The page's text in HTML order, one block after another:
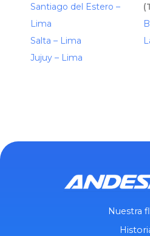
Santiago del Estero –
Lima
Salta – Lima
Jujuy – Lima
Nuestra